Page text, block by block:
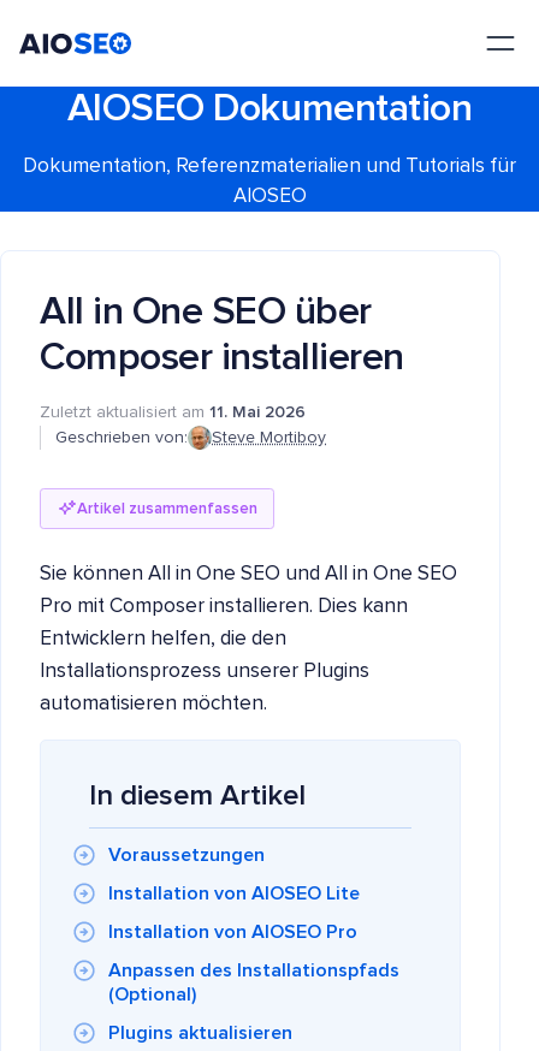
AIOSEO Dokumentation
Dokumentation, Referenzmaterialien und Tutorials für
AIOSEO
All in One SEO über
Composer installieren
Zuletzt aktualisiert am 11. Mai 2026
Geschrieben von:
Steve Mortiboy
Artikel zusammenfassen
Sie können All in One SEO und All in One SEO
Pro mit Composer installieren. Dies kann
Entwicklern helfen, die den
Installationsprozess unserer Plugins
automatisieren möchten.
In diesem Artikel
Voraussetzungen
Installation von AIOSEO Lite
Installation von AIOSEO Pro
Anpassen des Installationspfads
(Optional)
Plugins aktualisieren